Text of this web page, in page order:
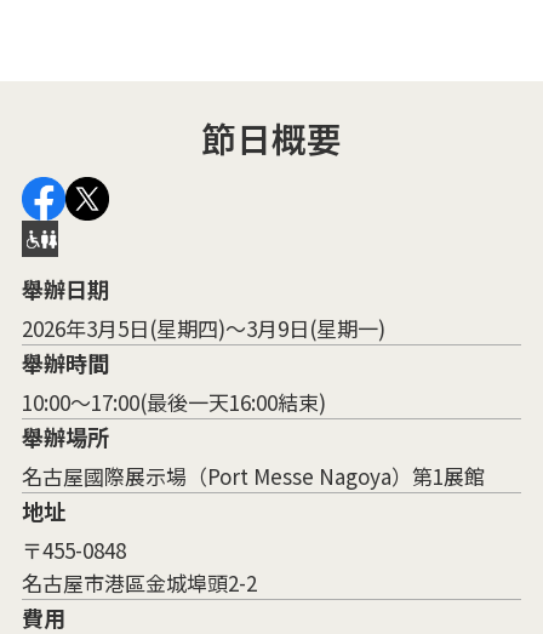
節日概要
舉辦日期
2026年3月5日(星期四)～3月9日(星期一)
舉辦時間
10:00～17:00(最後一天16:00結束)
舉辦場所
名古屋國際展示場（Port Messe Nagoya）第1展館
地址
〒455-0848
名古屋市港區金城埠頭2-2
費用